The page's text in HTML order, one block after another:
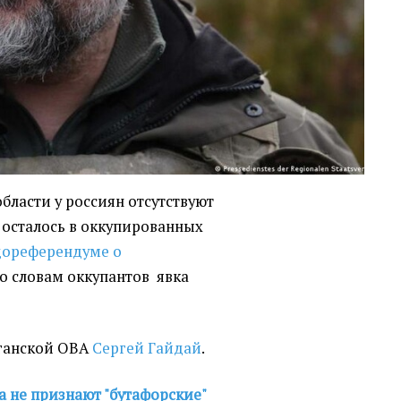
у россиян отсутствуют
в оккупированных
о
словам оккупантов явка
ОВАСергей Гайдай.
признают "бутафорские"